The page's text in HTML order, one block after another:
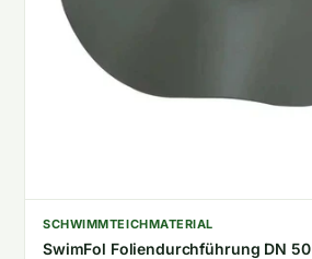
SCHWIMMTEICHMATERIAL
SwimFol Foliendurchführung DN 50